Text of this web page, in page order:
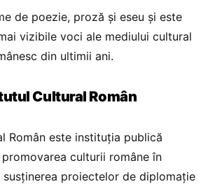
de poezie, proză și eseu și este
vizibile voci ale mediului cultural
din ultimii ani.
Cultural Român
Român este instituția publică
culturii române în
proiectelor de diplomație